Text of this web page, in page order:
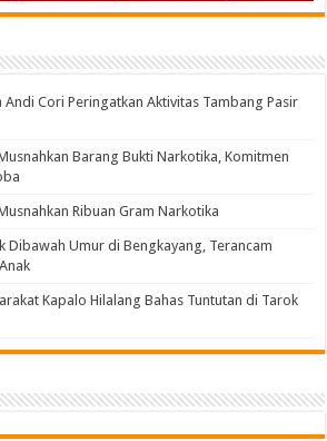
Cori Peringatkan Aktivitas Tambang Pasir
Barang Bukti Narkotika, Komitmen
Ribuan Gram Narkotika
Dibawah Umur di Bengkayang, Terancam
Kapalo Hilalang Bahas Tuntutan di Tarok